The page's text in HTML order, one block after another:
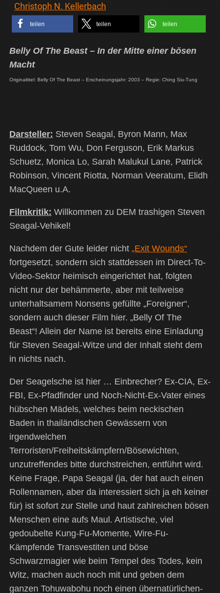
Christoph N. Kellerbach
teilen teilen teilen
Belly Of The Beast – In der Mitte einer bösen
Macht
Originaltitel: Belly Of The Beast – Erscheinungsjahr: 2003 – Regie: Ching Siu-Tung
Darsteller: Steven Seagal, Byron Mann, Max
Ruddock, Tom Wu, Don Ferguson, Erik Markus
Schuetz, Monica Lo, Sarah Malukul Lane, Patrick
Robinson, Vincent Riotta, Norman Veeratum, Elidh
MacQueen u.A.
Filmkritik: Willkommen zu DEM trashigen Steven
Seagal-Vehikel!
Nachdem der Gute leider nicht „Exit Wounds“
fortgesetzt, sondern sich stattdessen im Direct-To-
Video-Sektor heimisch eingerichtet hat, folgten
nicht nur der behämmerte, aber mit teilweise
unterhaltsamem Nonsens gefüllte „Foreigner“,
sondern auch dieser Film hier. „Belly Of The
Beast“! Allein der Name ist bereits eine Einladung
für Steven Seagal-Witze und der Inhalt steht dem
in nichts nach.
Der Seagelsche ist hier … Einbrecher? Ex-CIA, Ex-
FBI, Ex-Pfadfinder und Noch-Nicht-Ex-Vater eines
hübschen Mädels, welches beim neckischen
Baden in thailändischen Gewässern von
irgendwelchen
Terroristen/Freiheitskämpfern/Bösewichten,
unzutreffendes bitte durchstreichen, entführt wird.
Keine Frage, Papa Seagal (ja, der hat auch einen
Rollennamen, aber da interessiert sich ja eh keiner
für) ist sofort zur Stelle und haut zahlreichen bösen
Menschen eine aufs Maul. Artistische, viel
gedoubelte Kung-Fu-Momente, Wire-Fu-
Kämpfende Transvestiten und böse
Schwarzmagier wie beim Tempel des Todes, kein
Witz, machen auch noch mit und geben dem
ganzen Tohuwabohu noch einen übernatürlichen-